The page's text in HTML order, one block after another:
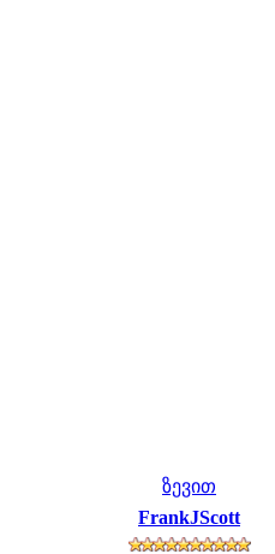
ზევით
FrankJScott